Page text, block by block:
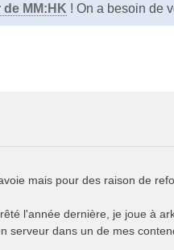
MM:HK ! On a besoin de
mais pour des raison de
l'année dernière, je joue à
serveur dans un de mes